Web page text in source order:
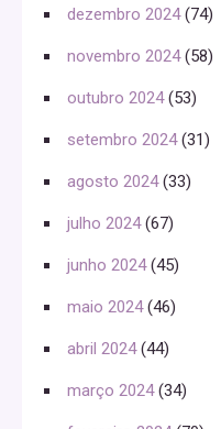
dezembro 2024(74)
novembro 2024(58)
outubro 2024(53)
setembro 2024(31)
agosto 2024(33)
julho 2024(67)
junho 2024(45)
maio 2024(46)
abril 2024(44)
março 2024(34)